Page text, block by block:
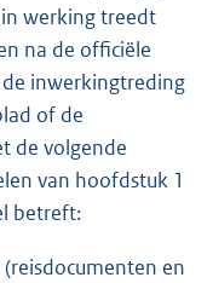
werking treedt
na de officiële
inwerkingtreding
of de
de volgende
van hoofdstuk 1
betreft:
en